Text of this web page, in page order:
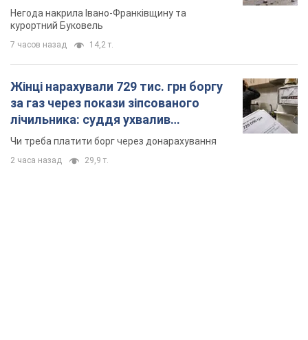
Відео
Негода накрила Івано-Франківщину та
курортний Буковель
7 часов назад 14,2 т.
Жінці нарахували 729 тис. грн боргу
за газ через покази зіпсованого
лічильника: суддя ухвалив
неочікуване рішення
Чи треба платити борг через донарахування
2 часа назад 29,9 т.